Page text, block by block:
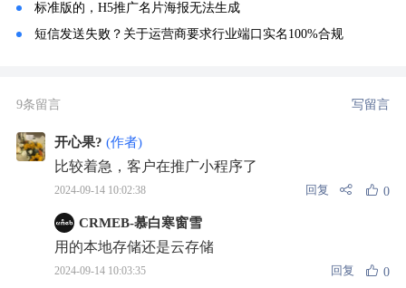
标准版的，H5推广名片海报无法生成
短信发送失败？关于运营商要求行业端口实名100%合规
9条留言 写留言
开心果? (作者)
比较着急，客户在推广小程序了
2024-09-14 10:02:38 回复 0
CRMEB-慕白寒窗雪
用的本地存储还是云存储
2024-09-14 10:03:35 回复 0